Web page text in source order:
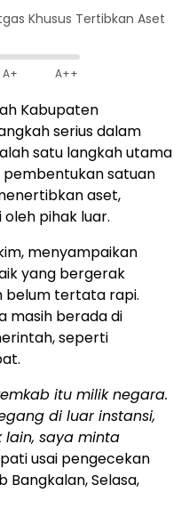
Khusus Tertibkan Aset
A+ A++
Kabupaten
serius dalam
satu langkah utama
pembentukan satuan
aset,
pihak luar.
menyampaikan
yang bergerak
belum tertata rapi.
masih berada di
seperti
itu milik negara.
di luar instansi,
lain, saya minta
usai pengecekan
Bangkalan, Selasa,